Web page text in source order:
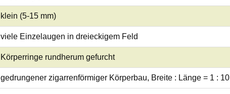
klein (5-15 mm)
viele Einzelaugen in dreieckigem Feld
Körperringe rundherum gefurcht
gedrungener zigarrenförmiger Körperbau, Breite : Länge = 1 : 10